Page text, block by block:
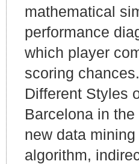
mathematical
performance
which player
scoring
Different Styles
Barcelona in
new data
algorithm,